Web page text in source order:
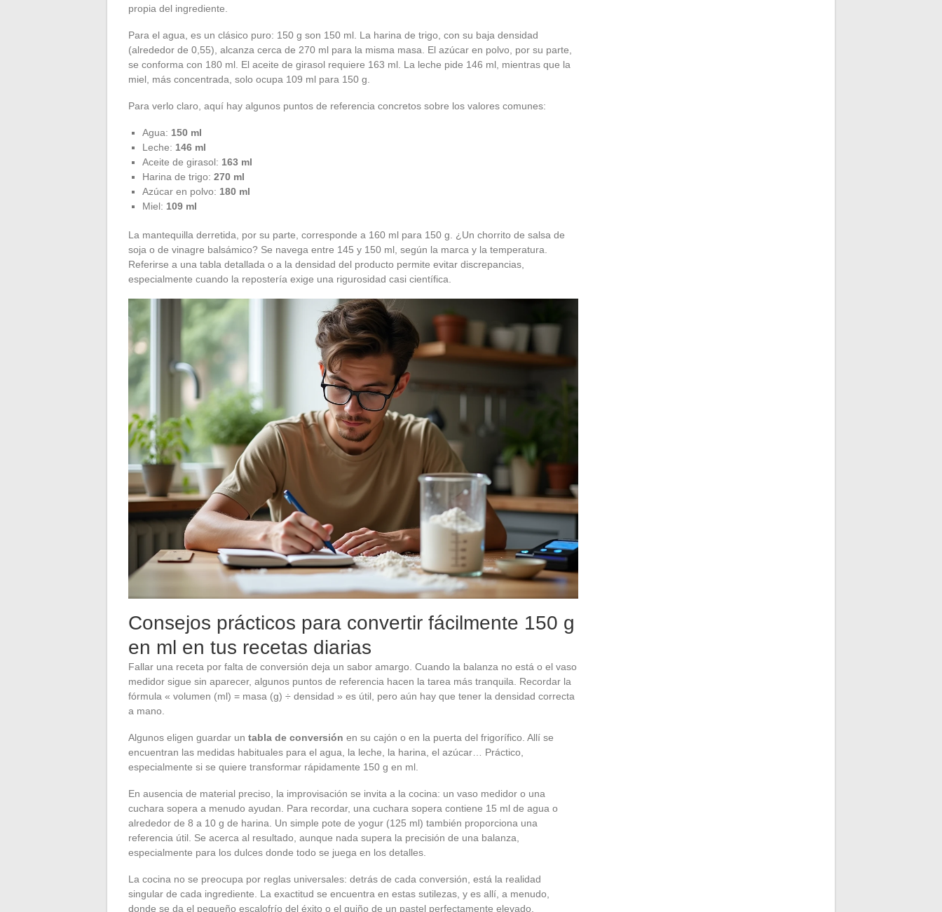
propia del ingrediente.
Para el agua, es un clásico puro: 150 g son 150 ml. La harina de trigo, con su baja densidad
(alrededor de 0,55), alcanza cerca de 270 ml para la misma masa. El azúcar en polvo, por su parte,
se conforma con 180 ml. El aceite de girasol requiere 163 ml. La leche pide 146 ml, mientras que la
miel, más concentrada, solo ocupa 109 ml para 150 g.
Para verlo claro, aquí hay algunos puntos de referencia concretos sobre los valores comunes:
Agua: 150 ml
Leche: 146 ml
Aceite de girasol: 163 ml
Harina de trigo: 270 ml
Azúcar en polvo: 180 ml
Miel: 109 ml
La mantequilla derretida, por su parte, corresponde a 160 ml para 150 g. ¿Un chorrito de salsa de
soja o de vinagre balsámico? Se navega entre 145 y 150 ml, según la marca y la temperatura.
Referirse a una tabla detallada o a la densidad del producto permite evitar discrepancias,
especialmente cuando la repostería exige una rigurosidad casi científica.
Consejos prácticos para convertir fácilmente 150 g
en ml en tus recetas diarias
Fallar una receta por falta de conversión deja un sabor amargo. Cuando la balanza no está o el vaso
medidor sigue sin aparecer, algunos puntos de referencia hacen la tarea más tranquila. Recordar la
fórmula « volumen (ml) = masa (g) ÷ densidad » es útil, pero aún hay que tener la densidad correcta
a mano.
Algunos eligen guardar un tabla de conversión en su cajón o en la puerta del frigorífico. Allí se
encuentran las medidas habituales para el agua, la leche, la harina, el azúcar… Práctico,
especialmente si se quiere transformar rápidamente 150 g en ml.
En ausencia de material preciso, la improvisación se invita a la cocina: un vaso medidor o una
cuchara sopera a menudo ayudan. Para recordar, una cuchara sopera contiene 15 ml de agua o
alrededor de 8 a 10 g de harina. Un simple pote de yogur (125 ml) también proporciona una
referencia útil. Se acerca al resultado, aunque nada supera la precisión de una balanza,
especialmente para los dulces donde todo se juega en los detalles.
La cocina no se preocupa por reglas universales: detrás de cada conversión, está la realidad
singular de cada ingrediente. La exactitud se encuentra en estas sutilezas, y es allí, a menudo,
donde se da el pequeño escalofrío del éxito o el guiño de un pastel perfectamente elevado.